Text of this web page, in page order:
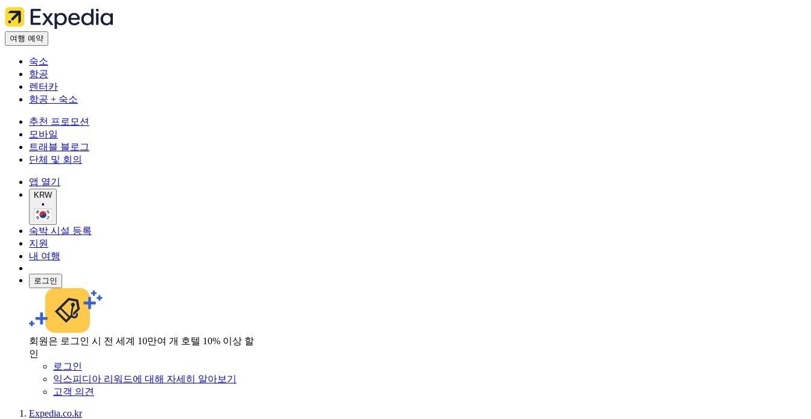
여행 예약
숙소
항공
렌터카
항공 + 숙소
추천 프로모션
모바일
트래블 블로그
단체 및 회의
앱 열기
KRW
•
숙박 시설 등록
지원
내 여행
로그인
회원은 로그인 시 전 세계 10만여 개 호텔 10% 이상 할
인
로그인
익스피디아 리워드에 대해 자세히 알아보기
고객 의견
Expedia.co.kr